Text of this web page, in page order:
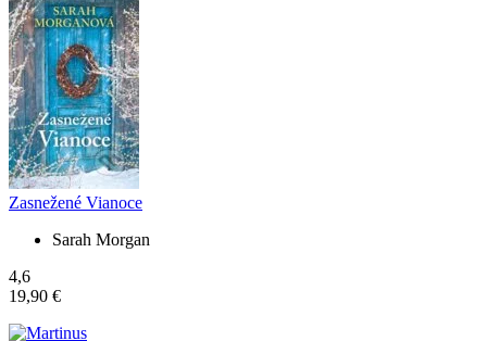
Zasnežené Vianoce
Sarah Morgan
4,6
19,90 €